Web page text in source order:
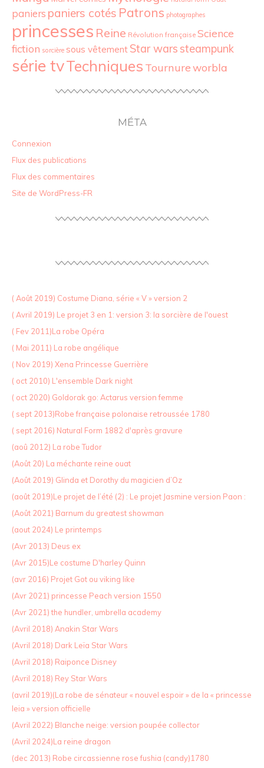
paniers paniers cotés Patrons photographes
princesses Reine Révolution française Science
fiction sorcière sous vêtement Star wars steampunk
série tvTechniques Tournureworbla
MÉTA
Connexion
Flux des publications
Flux des commentaires
Site de WordPress-FR
( Août 2019) Costume Diana, série « V » version 2
( Avril 2019) Le projet 3 en 1: version 3: la sorcière de l'ouest
( Fev 2011)La robe Opéra
( Mai 2011) La robe angélique
( Nov 2019) Xena Princesse Guerrière
( oct 2010) L'ensemble Dark night
( oct 2020) Goldorak go: Actarus version femme
( sept 2013)Robe française polonaise retroussée 1780
( sept 2016) Natural Form 1882 d'après gravure
(aoû 2012) La robe Tudor
(Août 20) La méchante reine ouat
(Août 2019) Glinda et Dorothy du magicien d’Oz
(août 2019)Le projet de l’été (2) : Le projet Jasmine version Paon :
(Août 2021) Barnum du greatest showman
(aout 2024) Le printemps
(Avr 2013) Deus ex
(Avr 2015)Le costume D'harley Quinn
(avr 2016) Projet Got ou viking like
(Avr 2021) princesse Peach version 1550
(Avr 2021) the hundler, umbrella academy
(Avril 2018) Anakin Star Wars
(Avril 2018) Dark Leïa Star Wars
(Avril 2018) Raiponce Disney
(Avril 2018) Rey Star Wars
(avril 2019)(La robe de sénateur « nouvel espoir » de la « princesse
leia » version officielle
(Avril 2022) Blanche neige: version poupée collector
(Avril 2024)La reine dragon
(dec 2013) Robe circassienne rose fushia (candy)1780